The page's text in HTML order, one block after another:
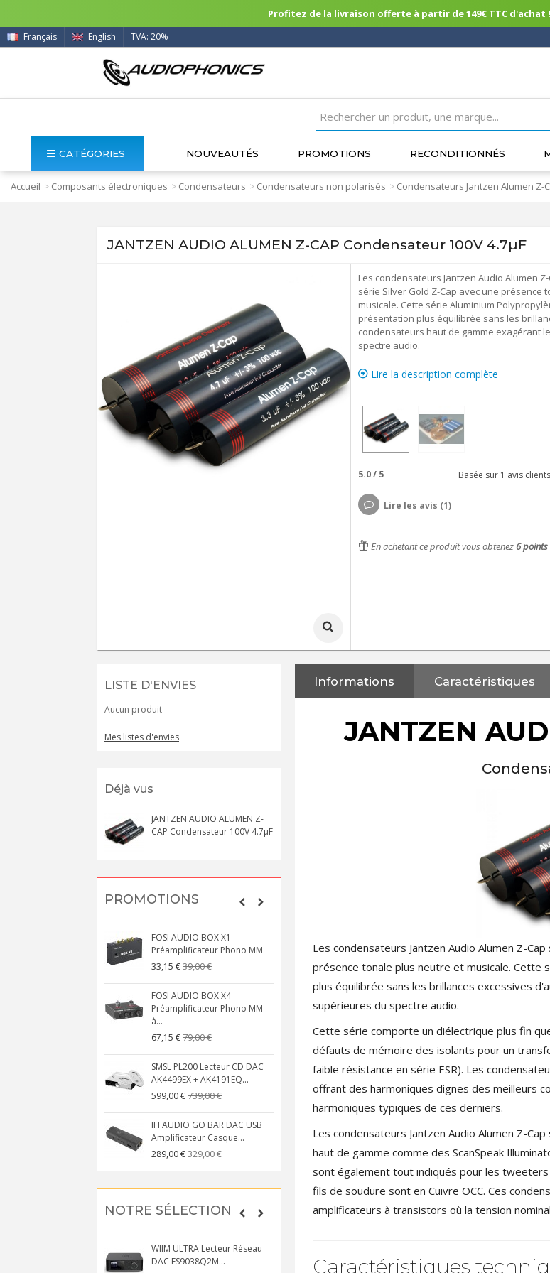
Profitez de la livraison offerte à partir de 149€ TTC
Français English TVA: 20%
CATÉGORIES NOUVEAUTÉS PROMOTIONS RECONDITIONNÉS
Accueil > Composants électroniques > Condensateurs > Condensateurs non polarisés > Condensateurs Jantzen Alumen Z-
JANTZEN AUDIO ALUMEN Z-CAP Condensateur 100V 4.7µF
Les condensateurs Jantzen Audio Alumen
série Silver Gold Z-Cap avec une présence
musicale. Cette série Aluminium
présentation plus équilibrée sans les
condensateurs haut de gamme exagérant
spectre audio.
Lire la description complète
5.0/ 5 Basée sur 1 avis
Lire les avis (1)
En achetant ce produit vous obtenez 6points
LISTE D'ENVIES
Aucun produit
Mes listes d'envies
Déjà vus
JANTZEN AUDIO ALUMEN Z-
CAP Condensateur 100V 4.7µF
PROMOTIONS
FOSI AUDIO BOX X1
Préamplificateur Phono MM
33,15 €39,00 €
FOSI AUDIO BOX X4
Préamplificateur Phono MM
à...
67,15 €79,00 €
SMSL PL200 Lecteur CD DAC
AK4499EX + AK4191EQ...
599,00 €739,00 €
IFI AUDIO GO BAR DAC USB
Amplificateur Casque...
289,00 €329,00 €
XLR Femelle 3 Pôles...
4,30 €4,95 €
[GRADE B] DAYTON AUDIO
MKSX4 Enceinte Subwoofer...
149,00 €
AUDIOPHONICS DA-S250NC
Amplificateur Intégré...
579,00 €
649,00 €
FOSI AUDIO CA30
135,99 €159,99 €
NOTRE SÉLECTION
WIIM ULTRA Lecteur Réseau
DAC ES9038Q2M...
Amplificateur Intégré...
Informations Caractéristiques
JANTZEN
Les condensateurs Jantzen Audio Alumen Z-
présence tonale plus neutre et musicale. Cette
plus équilibrée sans les brillances excessives
supérieures du spectre audio.
Cette série comporte un diélectrique plus fin
défauts de mémoire des isolants pour un
faible résistance en série ESR). Les
offrant des harmoniques dignes des meilleurs
harmoniques typiques de ces derniers.
Les condensateurs Jantzen Audio Alumen Z-
haut de gamme comme des ScanSpeak
sont également tout indiqués pour les tweeters
fils de soudure sont en Cuivre OCC. Ces
amplificateurs à transistors où la tension
Caractéristiques